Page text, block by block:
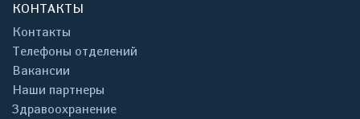
КОНТАКТЫ
Контакты
Телефоны отделений
Вакансии
Наши партнеры
Здравоохранение